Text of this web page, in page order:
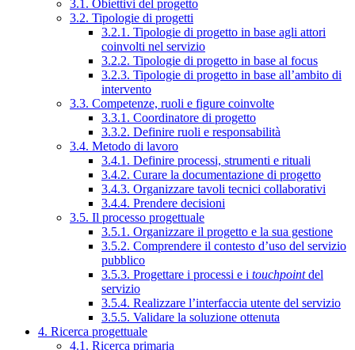
3.1. Obiettivi del progetto
3.2. Tipologie di progetti
3.2.1. Tipologie di progetto in base agli attori
coinvolti nel servizio
3.2.2. Tipologie di progetto in base al focus
3.2.3. Tipologie di progetto in base all’ambito di
intervento
3.3. Competenze, ruoli e figure coinvolte
3.3.1. Coordinatore di progetto
3.3.2. Definire ruoli e responsabilità
3.4. Metodo di lavoro
3.4.1. Definire processi, strumenti e rituali
3.4.2. Curare la documentazione di progetto
3.4.3. Organizzare tavoli tecnici collaborativi
3.4.4. Prendere decisioni
3.5. Il processo progettuale
3.5.1. Organizzare il progetto e la sua gestione
3.5.2. Comprendere il contesto d’uso del servizio
pubblico
3.5.3. Progettare i processi e i touchpointdel
servizio
3.5.4. Realizzare l’interfaccia utente del servizio
3.5.5. Validare la soluzione ottenuta
4. Ricerca progettuale
4.1. Ricerca primaria